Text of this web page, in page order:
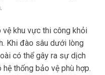
khu vực thi công khỏi
Khi đào sâu dưới lòng
có thể gây ra sự dịch
thống bảo vệ phù hợp.